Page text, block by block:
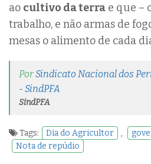
ao cultivo da terra e que –
trabalho, e não armas de
mesas o alimento de cada
PorSindicato Nacional dos
- SindPFA
SindPFA
Tags: Dia do Agricultor ,
Nota de repúdio